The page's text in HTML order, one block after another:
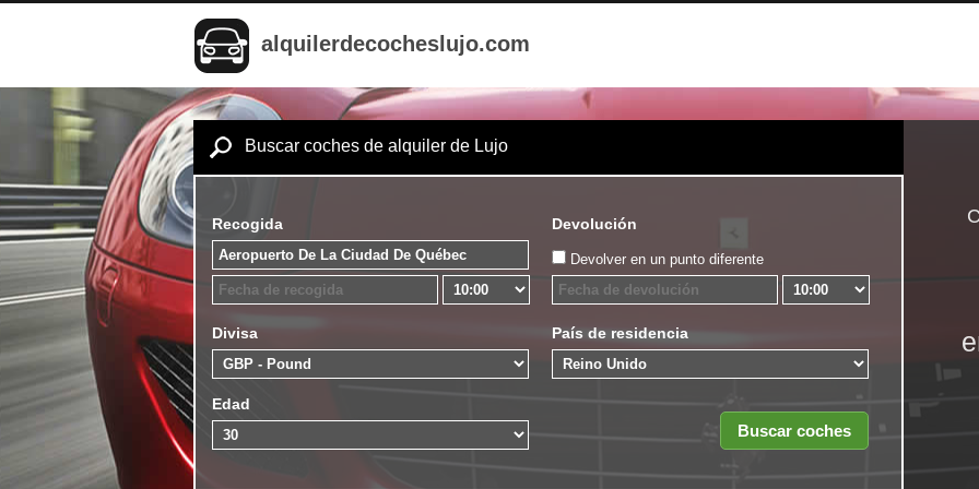
alquilerdecocheslujo.com
Buscar coches de alquiler de Lujo
Recogida Devolución
Devolver en un punto diferente
Divisa País de residencia
Edad